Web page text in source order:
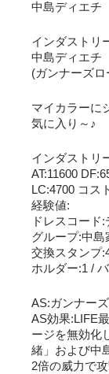
中島ディエチ
インダストリ
中島ディエチ
(ガンナーズロ
マイカラーに
気に入り～♪
インダストリ
AT:11600
LC:4700 コス
経験値:
ドレスコード
グループ:中島
交換スタンプ
ホルダー:1 /
AS:ガンナー
AS効果:LIFE
ージを無効化
緒」および中
2倍の威力で